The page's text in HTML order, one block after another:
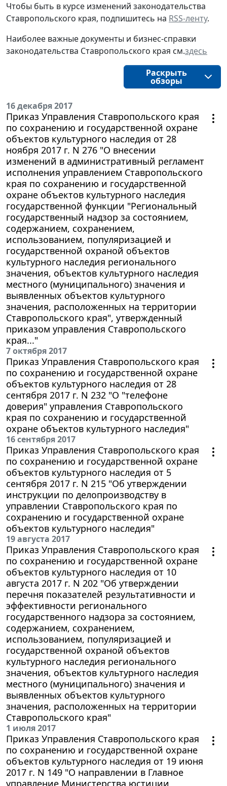
Чтобы быть в курсе изменений законодательства
Ставропольского края, подпишитесь на RSS-ленту.
Наиболее важные документы и бизнес-справки
законодательства Ставропольского края см.здесь
Раскрыть
обзоры
16 декабря 2017
Приказ Управления Ставропольского края
по сохранению и государственной охране
объектов культурного наследия от 28
ноября 2017 г. N 276 "О внесении
изменений в административный регламент
исполнения управлением Ставропольского
края по сохранению и государственной
охране объектов культурного наследия
государственной функции "Региональный
государственный надзор за состоянием,
содержанием, сохранением,
использованием, популяризацией и
государственной охраной объектов
культурного наследия регионального
значения, объектов культурного наследия
местного (муниципального) значения и
выявленных объектов культурного
значения, расположенных на территории
Ставропольского края", утвержденный
приказом управления Ставропольского
края..."
7 октября 2017
Приказ Управления Ставропольского края
по сохранению и государственной охране
объектов культурного наследия от 28
сентября 2017 г. N 232 "О "телефоне
доверия" управления Ставропольского
края по сохранению и государственной
охране объектов культурного наследия"
16 сентября 2017
Приказ Управления Ставропольского края
по сохранению и государственной охране
объектов культурного наследия от 5
сентября 2017 г. N 215 "Об утверждении
инструкции по делопроизводству в
управлении Ставропольского края по
сохранению и государственной охране
объектов культурного наследия"
19 августа 2017
Приказ Управления Ставропольского края
по сохранению и государственной охране
объектов культурного наследия от 10
августа 2017 г. N 202 "Об утверждении
перечня показателей результативности и
эффективности регионального
государственного надзора за состоянием,
содержанием, сохранением,
использованием, популяризацией и
государственной охраной объектов
культурного наследия регионального
значения, объектов культурного наследия
местного (муниципального) значения и
выявленных объектов культурного
значения, расположенных на территории
Ставропольского края"
1 июля 2017
Приказ Управления Ставропольского края
по сохранению и государственной охране
объектов культурного наследия от 19 июня
2017 г. N 149 "О направлении в Главное